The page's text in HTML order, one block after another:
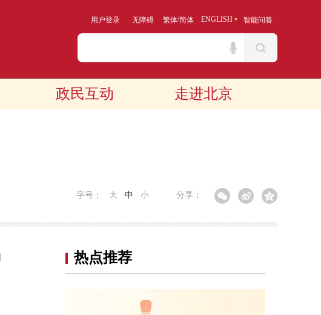
用户登录 无障碍 繁体/简体 ENGLISH 智能问答
政民互动 走进北京
分享：
字号： 大 中 小
热点推荐